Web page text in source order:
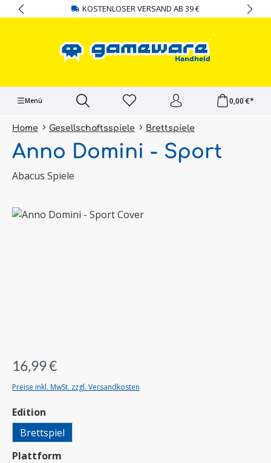
springen KOSTENLOSER VERSAND AB 39 €
Menü 0,00 €*
Home Gesellschaftsspiele Brettspiele
Anno Domini - Sport
Abacus Spiele
Bildergalerie überspringen
16,99 €
Preise inkl. MwSt. zzgl. Versandkosten
Edition
Brettspiel
Plattform